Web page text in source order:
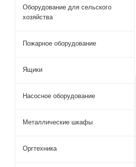
Оборудование для сельского
хозяйства
Пожарное оборудование
Ящики
Насосное оборудование
Металлические шкафы
Оргтехника